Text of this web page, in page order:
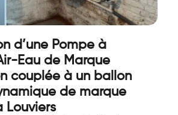
d’une Pompe à
Eau de Marque
couplée à un ballon
de marque
Louviers